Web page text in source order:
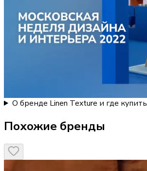
О бренде Linen Texture и где купить
Похожие бренды